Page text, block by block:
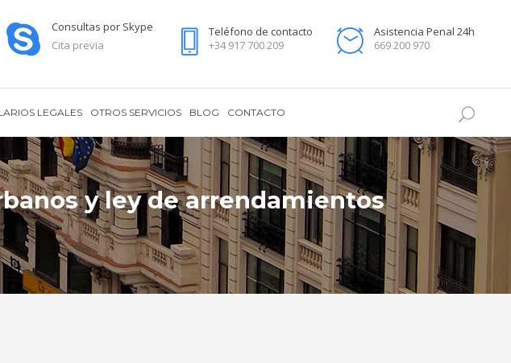
Consultas por Skype
Cita previa
Teléfono de contacto
+34 917 700 209
Asistencia Penal 24h
669 200 970
LEGALES OTROS SERVICIOS BLOG CONTACTO
y ley de arrendamientos